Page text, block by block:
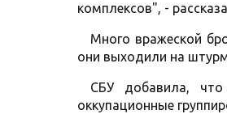
комплексов", -
Много вражеской
они выходили на
СБУ добавила,
оккупационные